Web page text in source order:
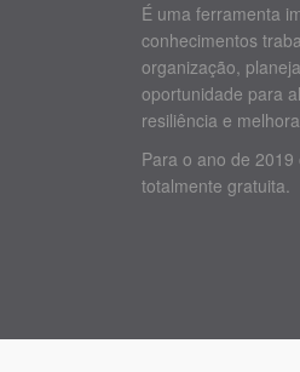
É uma ferramenta
conhecimentos
organização,
oportunidade para
resiliência e
Para o ano de
totalmente gratuita.